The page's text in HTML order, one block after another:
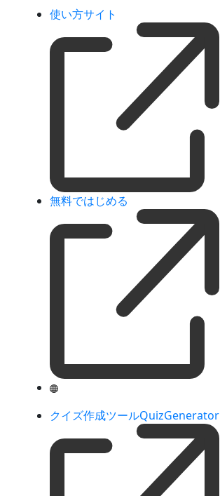
使い方サイト
無料ではじめる
クイズ作成ツールQuizGenerator